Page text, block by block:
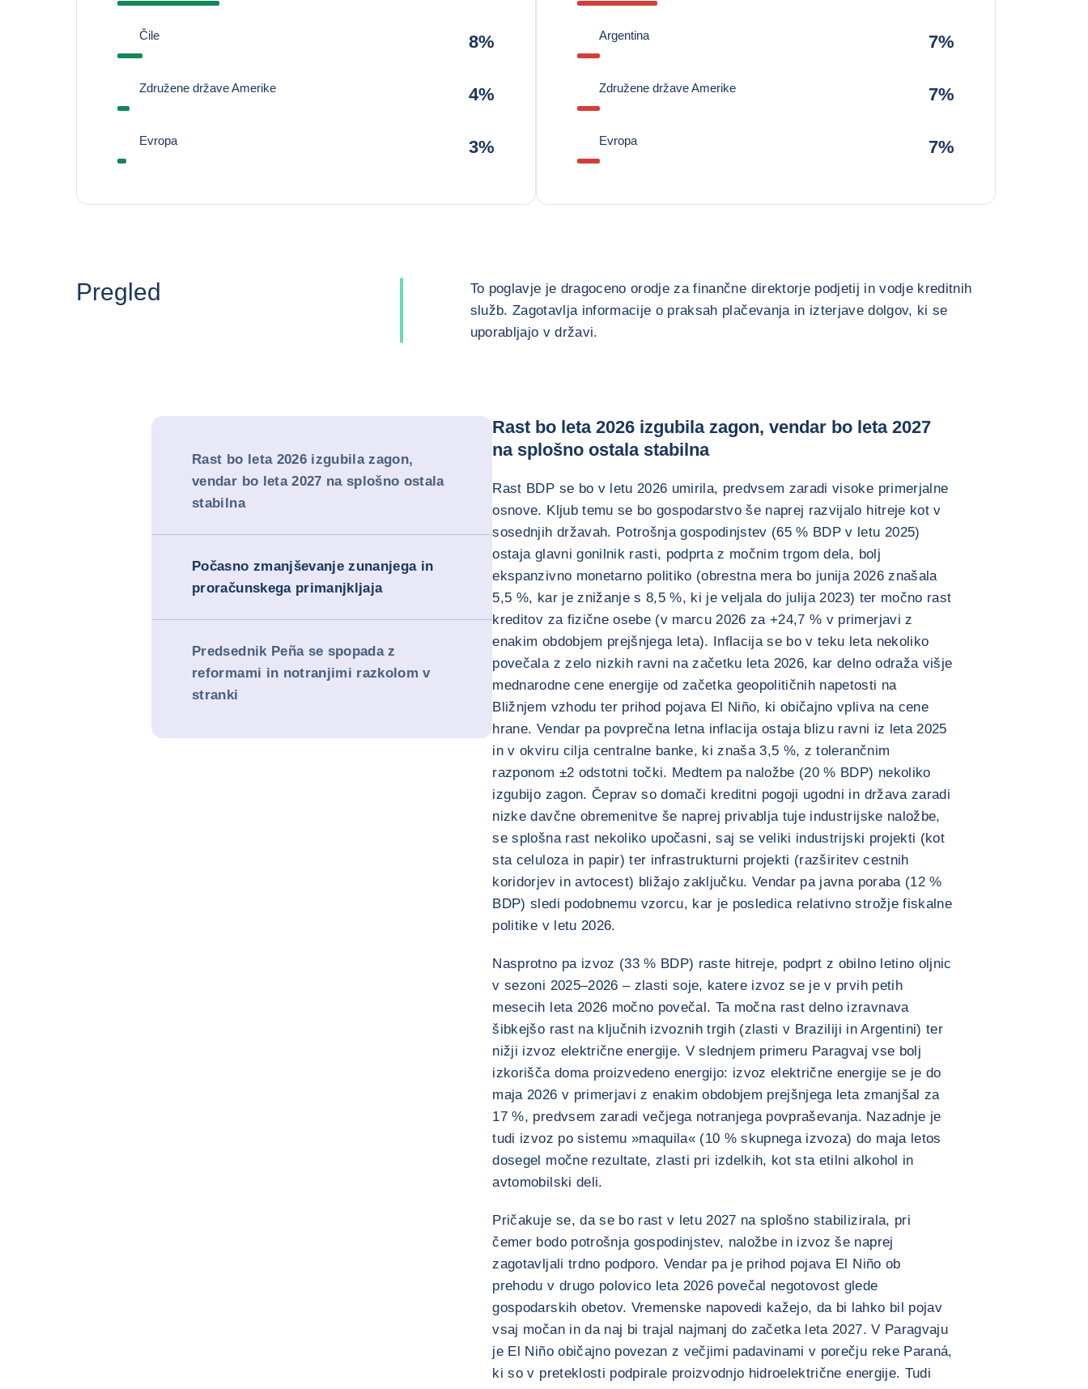
Čile 8%
Združene države Amerike 4%
Evropa 3%
Argentina 7%
Združene države Amerike 7%
Evropa 7%
Pregled
To poglavje je dragoceno orodje za finančne direktorje podjetij in vodje kreditnih
služb. Zagotavlja informacije o praksah plačevanja in izterjave dolgov, ki se
uporabljajo v državi.
Rast bo leta 2026 izgubila zagon,
vendar bo leta 2027 na splošno ostala
stabilna
Počasno zmanjševanje zunanjega in
proračunskega primanjkljaja
Predsednik Peña se spopada z
reformami in notranjimi razkolom v
stranki
Rast bo leta 2026 izgubila zagon, vendar bo leta 2027
na splošno ostala stabilna
Rast BDP se bo v letu 2026 umirila, predvsem zaradi visoke primerjalne
osnove. Kljub temu se bo gospodarstvo še naprej razvijalo hitreje kot v
sosednjih državah. Potrošnja gospodinjstev (65 % BDP v letu 2025)
ostaja glavni gonilnik rasti, podprta z močnim trgom dela, bolj
ekspanzivno monetarno politiko (obrestna mera bo junija 2026 znašala
5,5 %, kar je znižanje s 8,5 %, ki je veljala do julija 2023) ter močno rast
kreditov za fizične osebe (v marcu 2026 za +24,7 % v primerjavi z
enakim obdobjem prejšnjega leta). Inflacija se bo v teku leta nekoliko
povečala z zelo nizkih ravni na začetku leta 2026, kar delno odraža višje
mednarodne cene energije od začetka geopolitičnih napetosti na
Bližnjem vzhodu ter prihod pojava El Niño, ki običajno vpliva na cene
hrane. Vendar pa povprečna letna inflacija ostaja blizu ravni iz leta 2025
in v okviru cilja centralne banke, ki znaša 3,5 %, z tolerančnim
razponom ±2 odstotni točki. Medtem pa naložbe (20 % BDP) nekoliko
izgubijo zagon. Čeprav so domači kreditni pogoji ugodni in država zaradi
nizke davčne obremenitve še naprej privablja tuje industrijske naložbe,
se splošna rast nekoliko upočasni, saj se veliki industrijski projekti (kot
sta celuloza in papir) ter infrastrukturni projekti (razširitev cestnih
koridorjev in avtocest) bližajo zaključku. Vendar pa javna poraba (12 %
BDP) sledi podobnemu vzorcu, kar je posledica relativno strožje fiskalne
politike v letu 2026.
Nasprotno pa izvoz (33 % BDP) raste hitreje, podprt z obilno letino oljnic
v sezoni 2025–2026 – zlasti soje, katere izvoz se je v prvih petih
mesecih leta 2026 močno povečal. Ta močna rast delno izravnava
šibkejšo rast na ključnih izvoznih trgih (zlasti v Braziliji in Argentini) ter
nižji izvoz električne energije. V slednjem primeru Paragvaj vse bolj
izkorišča doma proizvedeno energijo: izvoz električne energije se je do
maja 2026 v primerjavi z enakim obdobjem prejšnjega leta zmanjšal za
17 %, predvsem zaradi večjega notranjega povpraševanja. Nazadnje je
tudi izvoz po sistemu »maquila« (10 % skupnega izvoza) do maja letos
dosegel močne rezultate, zlasti pri izdelkih, kot sta etilni alkohol in
avtomobilski deli.
Pričakuje se, da se bo rast v letu 2027 na splošno stabilizirala, pri
čemer bodo potrošnja gospodinjstev, naložbe in izvoz še naprej
zagotavljali trdno podporo. Vendar pa je prihod pojava El Niño ob
prehodu v drugo polovico leta 2026 povečal negotovost glede
gospodarskih obetov. Vremenske napovedi kažejo, da bi lahko bil pojav
vsaj močan in da naj bi trajal najmanj do začetka leta 2027. V Paragvaju
je El Niño običajno povezan z večjimi padavinami v porečju reke Paraná,
ki so v preteklosti podpirale proizvodnjo hidroelektrične energije. Tudi